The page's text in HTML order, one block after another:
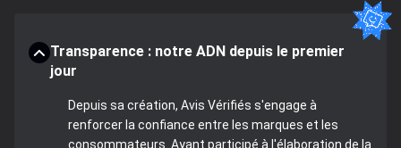
Transparence : notre ADN depuis le premier
jour
Depuis sa création, Avis Vérifiés s'engage à
renforcer la confiance entre les marques et les
consommateurs. Ayant participé à l'élaboration de la